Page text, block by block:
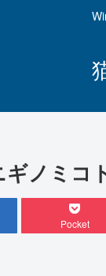
ノミコ
Pocket